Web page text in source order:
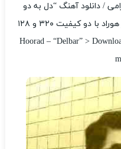
/ دانلود آهنگ “دل به دو
دو کیفیت ۳۲۰ و ۱۲۸
Hoorad – “Delbar” >